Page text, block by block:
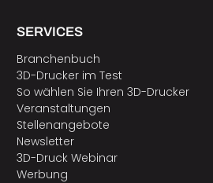
SERVICES
Branchenbuch
3D-Drucker im Test
So wählen Sie Ihren 3D-Drucker
Veranstaltungen
Stellenangebote
Newsletter
3D-Druck Webinar
Werbung